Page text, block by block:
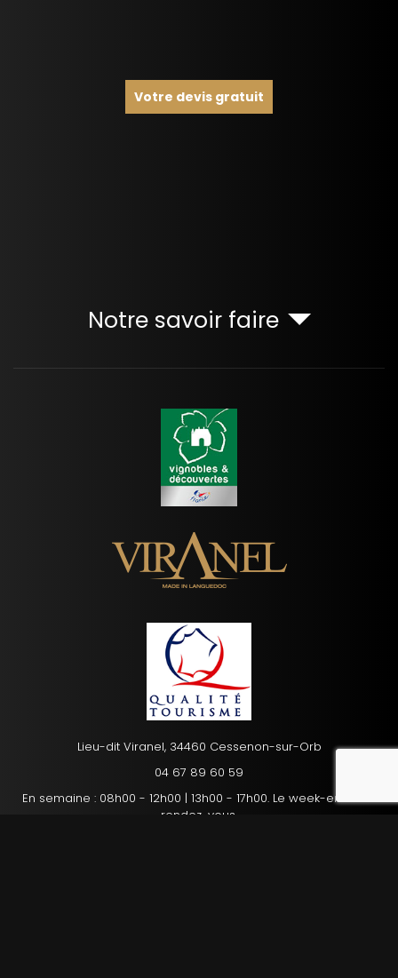
Votre devis gratuit
Notre savoir faire
Lieu-dit Viranel, 34460 Cessenon-sur-Orb
04 67 89 60 59
En semaine : 08h00 - 12h00 | 13h00 - 17h00. Le week-end : sur
rendez-vous.